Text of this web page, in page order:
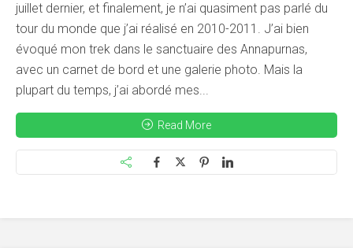
juillet dernier, et finalement, je n’ai quasiment pas parlé du
tour du monde que j’ai réalisé en 2010-2011. J’ai bien
évoqué mon trek dans le sanctuaire des Annapurnas,
avec un carnet de bord et une galerie photo. Mais la
plupart du temps, j’ai abordé mes...
Read More